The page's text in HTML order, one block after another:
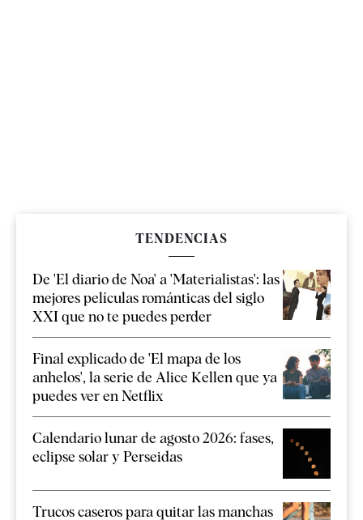
TENDENCIAS
De 'El diario de Noa' a 'Materialistas': las
mejores películas románticas del siglo
XXI que no te puedes perder
Final explicado de 'El mapa de los
anhelos', la serie de Alice Kellen que ya
puedes ver en Netflix
Calendario lunar de agosto 2026: fases,
eclipse solar y Perseidas
Trucos caseros para quitar las manchas